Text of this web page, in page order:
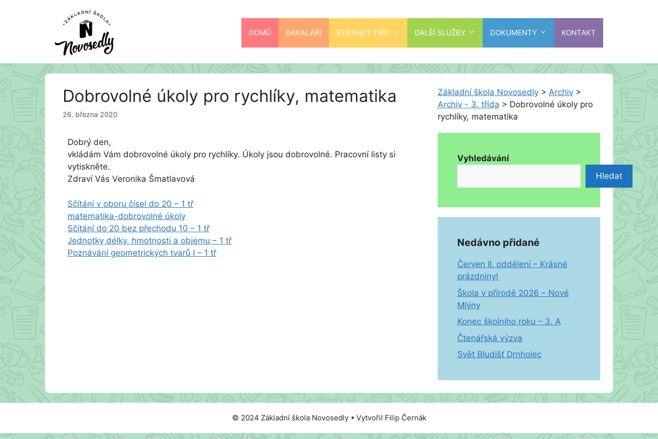
DOMŮ BAKALÁŘI STRÁNKY TŘÍD DALŠÍ SLUŽBY DOKUMENTY KONTAKT
Dobrovolné úkoly pro rychlíky, matematika
26. března 2020
Dobrý den,
vkládám Vám dobrovolné úkoly pro rychlíky. Úkoly jsou dobrovolné. Pracovní listy si
vytiskněte.
Zdraví Vás Veronika Šmatlavová
Sčítání v oboru čísel do 20 – 1 tř
matematika-dobrovolné úkoly
Sčítání do 20 bez přechodu 10 – 1 tř
Jednotky délky, hmotnosti a objemu – 1 tř
Poznávání geometrických tvarů I – 1 tř
Základní škola Novosedly> Archiv>
Archiv - 3. třída > Dobrovolné úkoly pro
rychlíky, matematika
Vyhledávání
Hledat
Nedávno přidané
Červen II. oddělení – Krásné
prázdniny!
Škola v přírodě 2026 – Nové
Mlýny
Konec školního roku – 3. A
Čtenářská výzva
Svět Bludišť Drnholec
© 2024 Základní škola Novosedly • Vytvořil Filip Černák